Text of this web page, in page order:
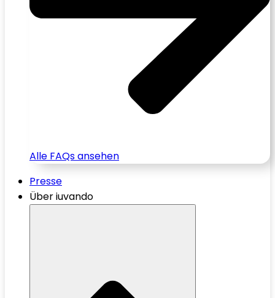
Alle FAQs ansehen
Presse
Über iuvando